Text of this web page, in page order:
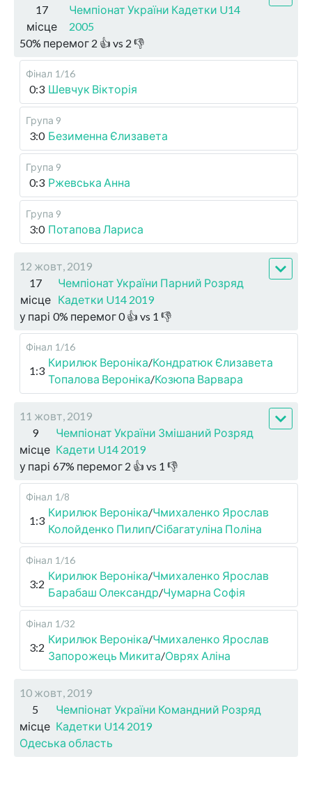
17
місце
Чемпіонат України Кадетки U14
2005
50% перемог 2 👍 vs 2 👎
Фінал 1/16
0:3 Шевчук Вікторія
Група 9
3:0 Безименна Єлизавета
Група 9
0:3 Ржевська Анна
Група 9
3:0 Потапова Лариса
12 жовт, 2019
17
місце
Чемпіонат України Парний Розряд
Кадетки U14 2019
у парі 0% перемог0👍 vs 1 👎
Фінал 1/16
1:3
Кирилюк Вероніка/Кондратюк Єлизавета
Топалова Вероніка/Козюпа Варвара
11 жовт, 2019
9
місце
Чемпіонат України Змішаний Розряд
Кадети U14 2019
у парі 67% перемог 2 👍 vs 1 👎
Фінал 1/8
1:3
Кирилюк Вероніка/Чмихаленко Ярослав
Колойденко Пилип/Сібагатуліна Поліна
Фінал 1/16
3:2
Кирилюк Вероніка/Чмихаленко Ярослав
Барабаш Олександр/Чумарна Софія
Фінал 1/32
3:2
Кирилюк Вероніка/Чмихаленко Ярослав
Запорожець Микита/Оврях Аліна
10 жовт, 2019
5
місце
Чемпіонат України Командний Розряд
Кадетки U14 2019
Одеська область